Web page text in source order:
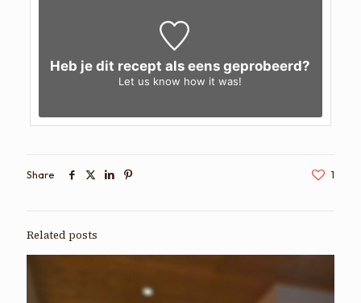
Heb je dit recept als eens geprobeerd?
Let us know how it was!
Share 1
Related posts